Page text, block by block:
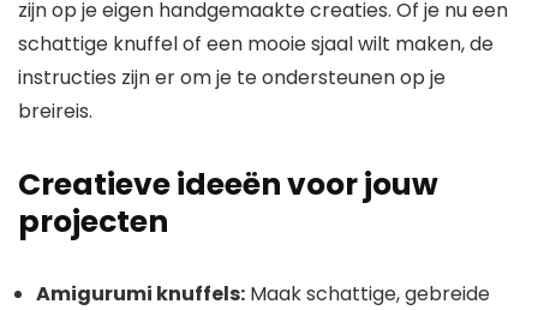
zijn op je eigen handgemaakte creaties. Of je nu een
schattige knuffel of een mooie sjaal wilt maken, de
instructies zijn er om je te ondersteunen op je
breireis.
Creatieve ideeën voor jouw
projecten
Amigurumi knuffels: Maak schattige, gebreide